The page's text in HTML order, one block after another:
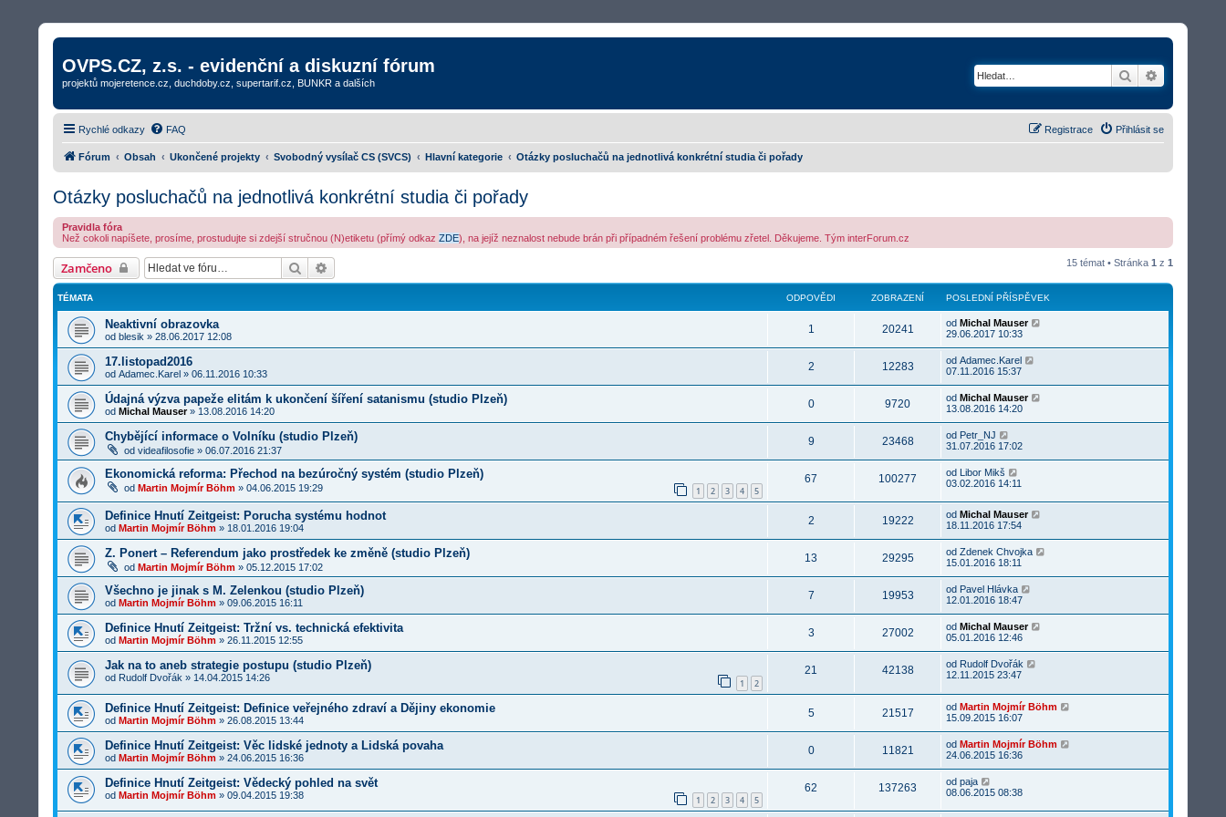
OVPS.CZ, z.s. - evidenční a diskuzní fórum
projektů mojeretence.cz, duchdoby.cz, supertarif.cz, BUNKR a dalších Hledat
Rychlé odkazy FAQ Přihlásit se
Registrace
Fórum Obsah Ukončené projekty Svobodný vysílač CS (SVCS) Hlavní kategorie Otázky posluchačů na jednotlivá konkrétní studia či pořady
Otázky posluchačů na jednotlivá konkrétní studia či pořady
Pravidla fóra
Než cokoli napíšete, prosíme, prostudujte si zdejší stručnou (N)etiketu (přímý odkaz ZDE), na jejíž neznalost nebude brán při případném řešení problému zřetel. Děkujeme. Tým interForum.cz
Zamčeno Hledat 15 témat • Stránka 1 z 1
TÉMATA ODPOVĚDI ZOBRAZENÍ POSLEDNÍ PŘÍSPĚVEK
Neaktivní obrazovka
od blesik » 28.06.2017 12:08
1 20241 od Michal Mauser
29.06.2017 10:33
17.listopad2016
od Adamec.Karel » 06.11.2016 10:33
2 12283 od Adamec.Karel
07.11.2016 15:37
Údajná výzva papeže elitám k ukončení šíření satanismu (studio Plzeň)
od Michal Mauser» 13.08.2016 14:20
0 9720 od Michal Mauser
13.08.2016 14:20
Chybějící informace o Volníku (studio Plzeň)
od videafilosofie » 06.07.2016 21:37
9 23468 od Petr_NJ
31.07.2016 17:02
Ekonomická reforma: Přechod na bezúročný systém (studio Plzeň)
od Martin Mojmír Böhm » 04.06.2015 19:29 1 2 3 4 5
67 100277 od Libor Mikš
03.02.2016 14:11
Definice Hnutí Zeitgeist: Porucha systému hodnot
od Martin Mojmír Böhm » 18.01.2016 19:04
2 19222 od Michal Mauser
18.11.2016 17:54
Z. Ponert – Referendum jako prostředek ke změně (studio Plzeň)
od Martin Mojmír Böhm » 05.12.2015 17:02
13 29295 od Zdenek Chvojka
15.01.2016 18:11
Všechno je jinak s M. Zelenkou (studio Plzeň)
od Martin Mojmír Böhm » 09.06.2015 16:11
7 19953 od Pavel Hlávka
12.01.2016 18:47
Definice Hnutí Zeitgeist: Tržní vs. technická efektivita
od Martin Mojmír Böhm » 26.11.2015 12:55
3 27002 od Michal Mauser
05.01.2016 12:46
Jak na to aneb strategie postupu (studio Plzeň)
od Rudolf Dvořák » 14.04.2015 14:26 1 2
21 42138 od Rudolf Dvořák
12.11.2015 23:47
Definice Hnutí Zeitgeist: Definice veřejného zdraví a Dějiny ekonomie
od Martin Mojmír Böhm » 26.08.2015 13:44
5 21517 od Martin Mojmír Böhm
15.09.2015 16:07
Definice Hnutí Zeitgeist: Věc lidské jednoty a Lidská povaha
od Martin Mojmír Böhm » 24.06.2015 16:36
0 11821 od Martin Mojmír Böhm
24.06.2015 16:36
Definice Hnutí Zeitgeist: Vědecký pohled na svět
od Martin Mojmír Böhm » 09.04.2015 19:38 1 2 3 4 5
62 137263 od paja
08.06.2015 08:38